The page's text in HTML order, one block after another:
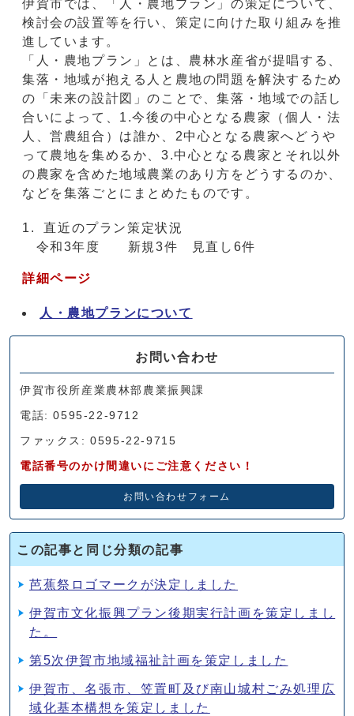
伊賀市では、「人・農地プラン」の策定について、
検討会の設置等を行い、策定に向けた取り組みを推
進しています。
「人・農地プラン」とは、農林水産省が提唱する、
集落・地域が抱える人と農地の問題を解決するため
の「未来の設計図」のことで、集落・地域での話し
合いによって、1.今後の中心となる農家（個人・法
人、営農組合）は誰か、2中心となる農家へどうや
って農地を集めるか、3.中心となる農家とそれ以外
の農家を含めた地域農業のあり方をどうするのか、
などを集落ごとにまとめたものです。
直近のプラン策定状況
令和3年度 新規3件 見直し6件
詳細ページ
人・農地プランについて
お問い合わせ
伊賀市役所産業農林部農業振興課
電話: 0595-22-9712
ファックス: 0595-22-9715
電話番号のかけ間違いにご注意ください！
お問い合わせフォーム
この記事と同じ分類の記事
芭蕉祭ロゴマークが決定しました
伊賀市文化振興プラン後期実行計画を策定しまし
た。
第5次伊賀市地域福祉計画を策定しました
伊賀市、名張市、笠置町及び南山城村ごみ処理広
域化基本構想を策定しました